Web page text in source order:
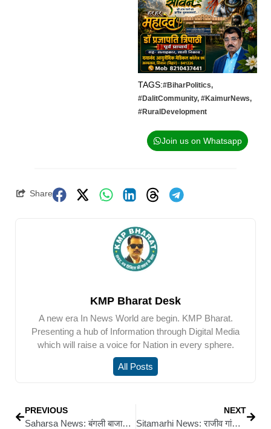
TAGS:#BiharPolitics,
#DalitCommunity, #KaimurNews,
#RuralDevelopment
Join us on Whatsapp
Share
KMP Bharat Desk
A new era In News World are begin. KMP Bharat.
Presenting a hub of Information through Digital Media
which will raise a voice for Nation in every sphere.
All Posts
PREVIOUS
Saharsa News: बंगली बाजार ओवरब्रिज निर्माण को लेकर DM-एसपी ने किया निरीक्षण, अतिक्रमणकारियों को नोटिस
NEXT
Sitamarhi News: राजीव गांधी जयंती पर ललित आश्रम में विचार गोष्ठी, उनके सपनों को साकार करने का लिया संकल्प